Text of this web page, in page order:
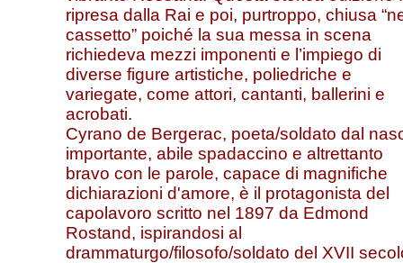
ripresa dalla Rai e poi, purtroppo, chiusa
cassetto” poiché la sua messa in scena
richiedeva mezzi imponenti e l’impiego di
diverse figure artistiche, poliedriche e
variegate, come attori, cantanti, ballerini e
acrobati.
Cyrano de Bergerac, poeta/soldato dal
importante, abile spadaccino e altrettanto
bravo con le parole, capace di magnifiche
dichiarazioni d'amore, è il protagonista del
capolavoro scritto nel 1897 da Edmond
Rostand, ispirandosi al
drammaturgo/filosofo/soldato del XVII